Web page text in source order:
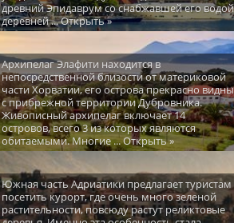
древний Эпидаврум со снабжавшей его водой
деревней ... Открыть »
Архипелаг Элафити находится в
непосредственной близости от материковой
части Хорватии, его острова прекрасно видны
с прибрежной территории Дубровника.
Живописный архипелаг включает 14
островов, всего 3 из которых являются
обитаемыми. Многие ... Открыть »
Южная часть Адриатики предлагает туристам
посетить курорт, где очень много зеленой
растительности, повсюду растут реликтовые